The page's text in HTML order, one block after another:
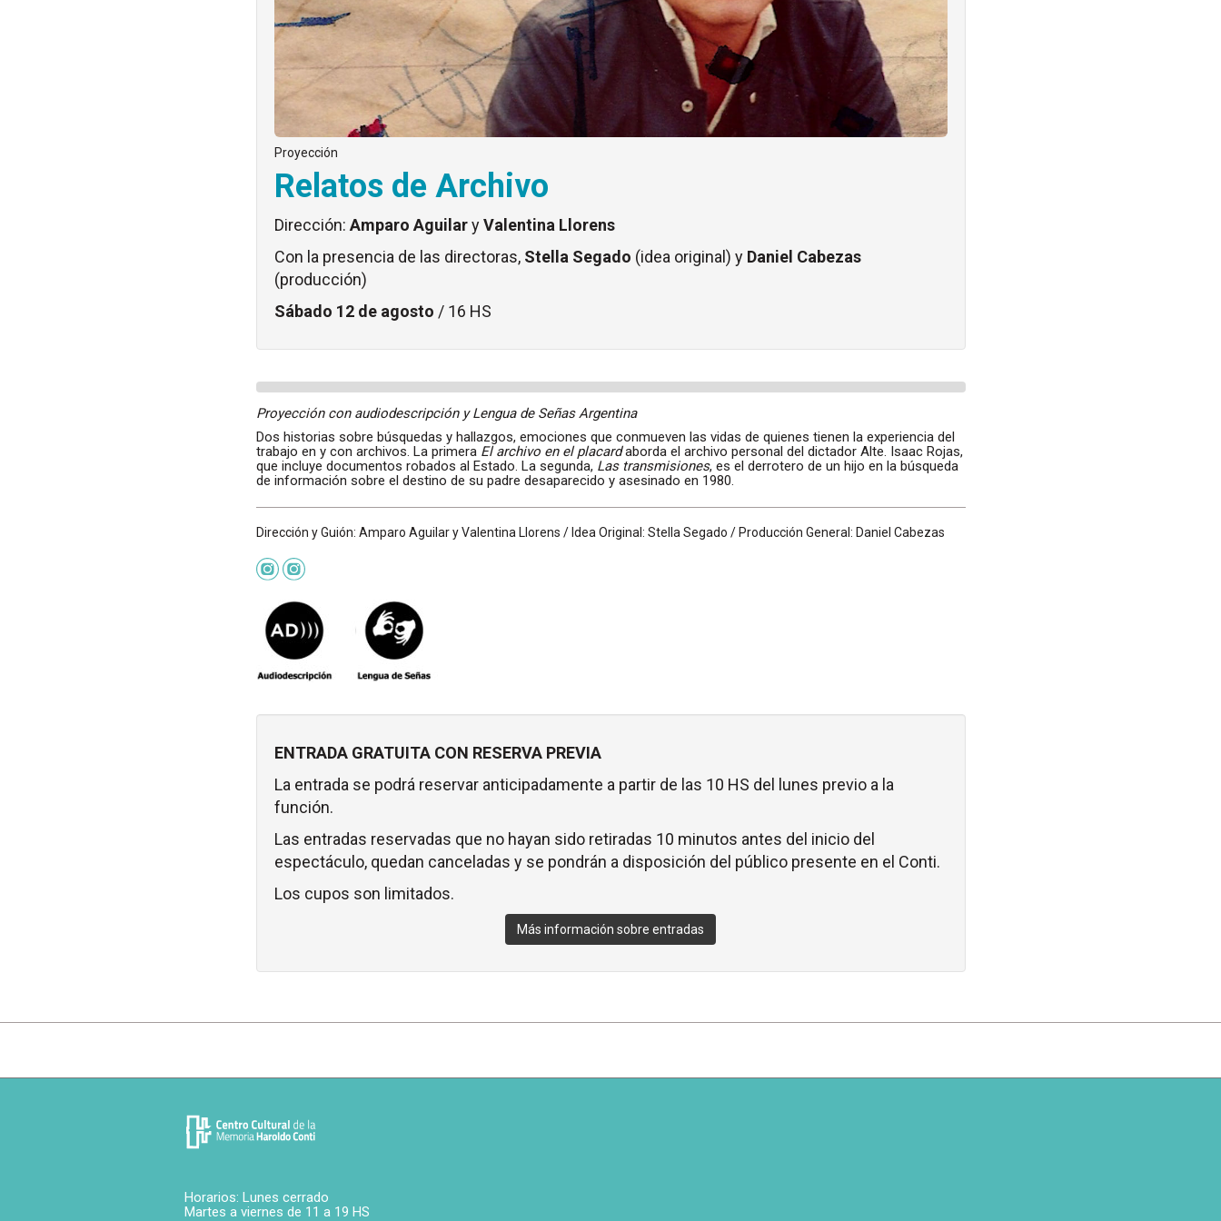
Proyección
Relatos de Archivo
Dirección:Amparo AguilaryValentina Llorens
Con la presencia de las directoras, Stella Segado (idea original) y Daniel Cabezas
(producción)
Sábado 12 de agosto / 16 HS
Proyección con audiodescripción y Lengua de Señas Argentina
Dos historias sobre búsquedas y hallazgos, emociones que conmueven las vidas de quienes tienen la experiencia del
trabajo en y con archivos. La primera El archivo en el placardaborda el archivo personal del dictador Alte. Isaac Rojas,
que incluye documentos robados al Estado. La segunda, Las transmisiones, es el derrotero de un hijo en la búsqueda
de información sobre el destino de su padre desaparecido y asesinado en 1980.
Dirección y Guión: Amparo Aguilar y Valentina Llorens / Idea Original: Stella Segado / Producción General: Daniel Cabezas
ENTRADA GRATUITA CON RESERVA PREVIA
La entrada se podrá reservar anticipadamente a partir de las 10 HS del lunes previo a la
función.
Las entradas reservadas que no hayan sido retiradas 10 minutos antes del inicio del
espectáculo, quedan canceladas y se pondrán a disposición del público presente en el Conti.
Los cupos son limitados.
Más información sobre entradas
Horarios: Lunes cerrado
Martes a viernes de 11 a 19 HS